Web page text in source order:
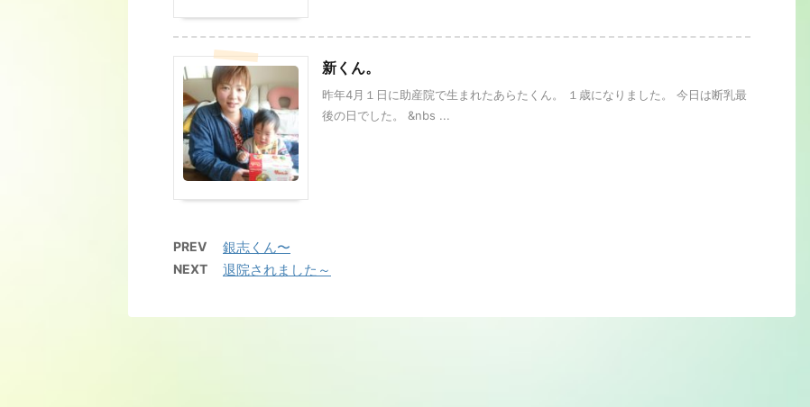
新くん。
昨年4月１日に助産院で生まれたあらたくん。 １歳になりました。 今日は断乳最
後の日でした。 &nbs ...
PREV 銀志くん〜
NEXT 退院されました～